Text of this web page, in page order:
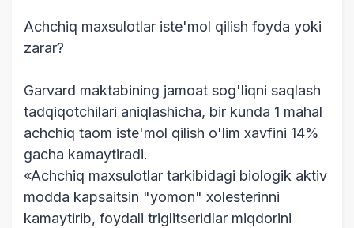
Achchiq maxsulotlar iste'mol qilish foyda yoki
zarar?
Garvard maktabining jamoat sog'liqni saqlash
tadqiqotchilari aniqlashicha, bir kunda 1 mahal
achchiq taom iste'mol qilish o'lim xavfini 14%
gacha kamaytiradi.
«Achchiq maxsulotlar tarkibidagi biologik aktiv
modda kapsaitsin "yomon" xolesterinni
kamaytirib, foydali triglitseridlar miqdorini